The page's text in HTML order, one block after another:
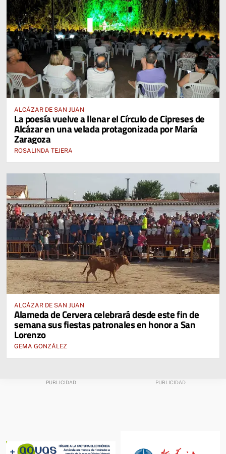
ALCÁZAR DE SAN JUAN
La poesía vuelve a llenar el Círculo de Cipreses de
Alcázar en una velada protagonizada por María
Zaragoza
ROSALINDA TEJERA
ALCÁZAR DE SAN JUAN
Alameda de Cervera celebrará desde este fin de
semana sus fiestas patronales en honor a San
Lorenzo
GEMA GONZÁLEZ